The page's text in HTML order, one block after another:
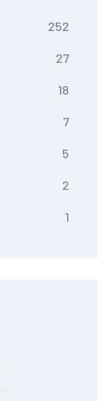
252
27
18
7
5
2
1